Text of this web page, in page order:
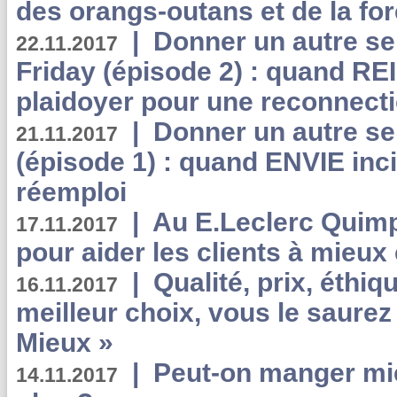
des orangs-outans et de la
22.11.2017 | Donner un autre
Friday (épisode 2) : quand
plaidoyer pour une
21.11.2017 | Donner un autre
(épisode 1) : quand ENVIE
réemploi
17.11.2017 | Au E.Leclerc
pour aider les clients à
16.11.2017 | Qualité, prix,
meilleur choix, vous le
Mieux »
14.11.2017 | Peut-on manger